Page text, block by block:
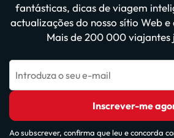
fantásticas, dicas de viagem
actualizações do nosso sítio Web
Mais de 200 000 viajantes
Introduza o seu e-mail
Inscrever-me
Ao subscrever, confirma que leu e concorda